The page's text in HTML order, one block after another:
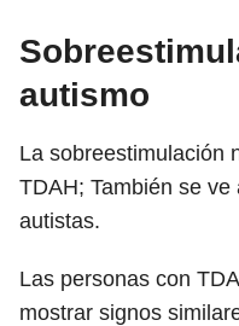
autismo
La sobreestimulación
TDAH; También se
autistas.
Las personas con
mostrar signos